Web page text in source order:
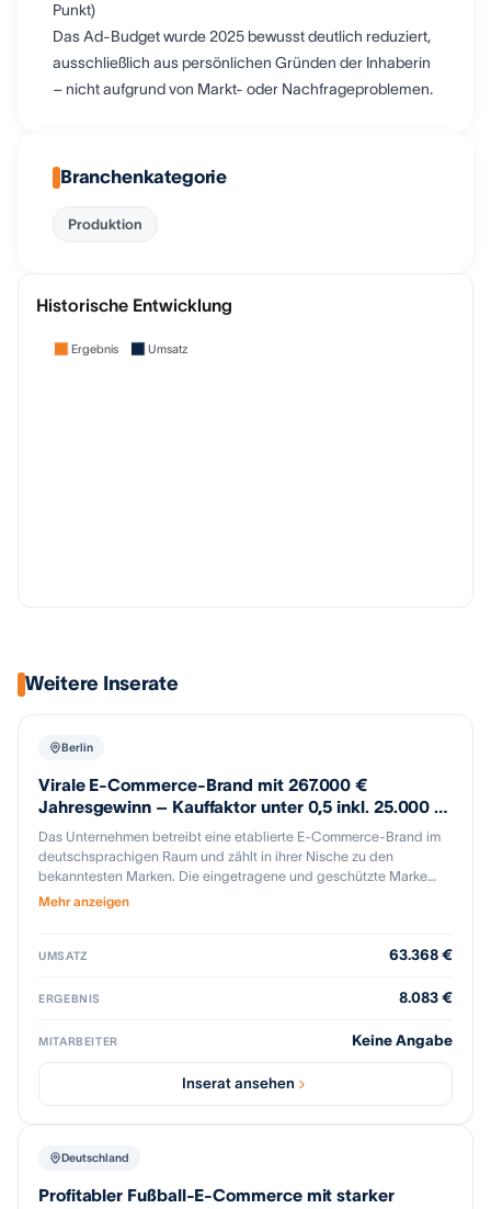
Punkt)
Das Ad-Budget wurde 2025 bewusst deutlich reduziert,
ausschließlich aus persönlichen Gründen der Inhaberin
– nicht aufgrund von Markt- oder Nachfrageproblemen.
Branchenkategorie
Produktion
Historische Entwicklung
Ergebnis Umsatz
Weitere Inserate
Berlin
Virale E-Commerce-Brand mit 267.000 €
Jahresgewinn – Kauffaktor unter 0,5 inkl. 25.000 €
Warenbestand
Das Unternehmen betreibt eine etablierte E-Commerce-Brand im
deutschsprachigen Raum und zählt in ihrer Nische zu den
bekanntesten Marken. Die eingetragene und geschützte Marke
verfügt über eine engagierte Community und eine hohe organische
überwiegend über den eigenen Onlineshop (ca. 90 %) sowie
ohne aktive Betreuung kontinuierlich weiterlaufen. Bei einem
Warenbestand von ca. 25.000 € bietet das Unternehmen einen
strategischen Gründen, da sich der Inhaber neuen Projekten
Mehr anzeigen
UMSATZ 63.368 €
ERGEBNIS 8.083 €
MITARBEITER Keine Angabe
Inserat ansehen
Deutschland
Profitabler Fußball-E-Commerce mit starker